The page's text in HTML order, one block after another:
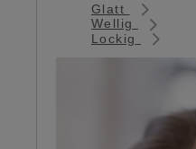
Glatt
Wellig
Lockig